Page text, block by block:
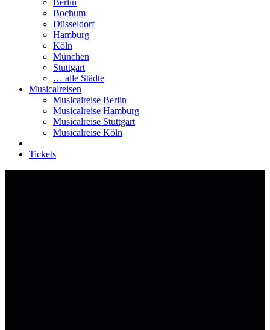
Berlin
Bochum
Düsseldorf
Hamburg
Köln
München
Stuttgart
… alle Städte
Musicalreisen
Musicalreise Berlin
Musicalreise Hamburg
Musicalreise Stuttgart
Musicalreise Köln
Tickets